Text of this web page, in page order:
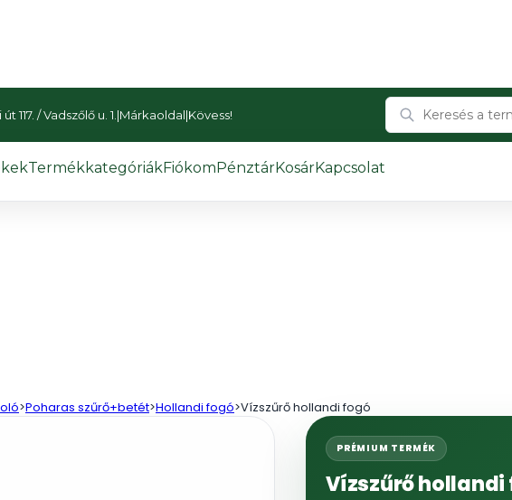
117. / Vadszőlő u. 1. |Márkaoldal|Kövess!
TermékkategóriákFiókomPénztárKosárKapcsolat
>Poharas szűrő+betét>Hollandi fogó>Vízszűrő hollandi fogó
PRÉMIUM TERMÉK
Vízszűrő hollandi